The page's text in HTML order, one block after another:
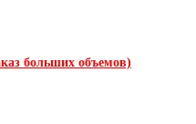
больших объемов)